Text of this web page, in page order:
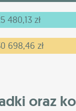
480,13 zł
698,46 zł
oraz